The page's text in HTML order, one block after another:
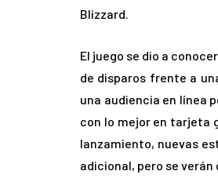
Blizzard.
El juego se dio a
de disparos frente a
una audiencia en línea
con lo mejor en tarjeta
lanzamiento, nuevas
adicional, pero se